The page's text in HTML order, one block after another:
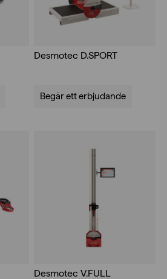
Desmotec D.SPORT
Begär ett erbjudande
Desmotec V.FULL